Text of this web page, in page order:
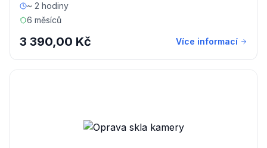
~ 2 hodiny
6 měsíců
3 390,00 Kč Více informací